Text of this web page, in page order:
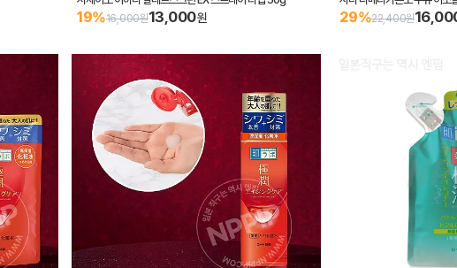
19%16,000원13,000원 29%22,400원